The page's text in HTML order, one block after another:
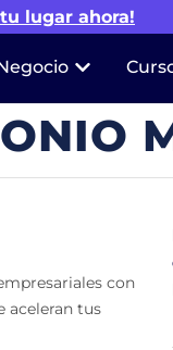
tu lugar ahora!
con
aceleran tus